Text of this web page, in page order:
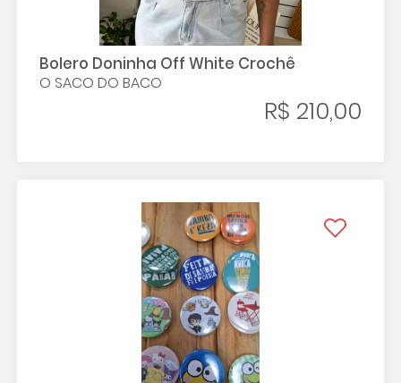
Bolero Doninha Off White Crochê
O SACO DO BACO
R$ 210,00